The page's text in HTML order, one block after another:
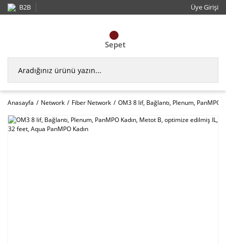
B2B Üye Girişi
Sepet
Anasayfa Network Fiber Network OM3 8 lif, Bağlantı, Plenum, PanMPO